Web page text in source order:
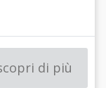
di più